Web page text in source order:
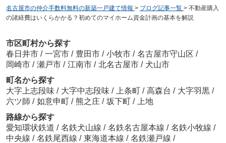
名古屋市の仲介手数料無料の新築一戸建て情報 > ブログ記事一覧 > 不動産購入
の諸経費はいくらかかる？初めてのマイホーム資金計画の基本を解説
市区町村から探す
春日井市 / 一宮市 / 豊田市 / 小牧市 / 名古屋市守山区 /
岡崎市 / 瀬戸市 / 江南市 / 北名古屋市 / 犬山市
町名から探す
大字上志段味 / 大字中志段味 / 上条町 / 高森台 / 大字羽黒 /
六ツ師 / 如意申町 / 熊之庄 / 坂下町 /
上地
路線から探す
愛知環状鉄道 / 名鉄犬山線 / 名鉄名古屋本線 / 名鉄小牧線 /
中央線 / 名鉄尾西線 / 東海道本線 / 名鉄瀬戸線 /